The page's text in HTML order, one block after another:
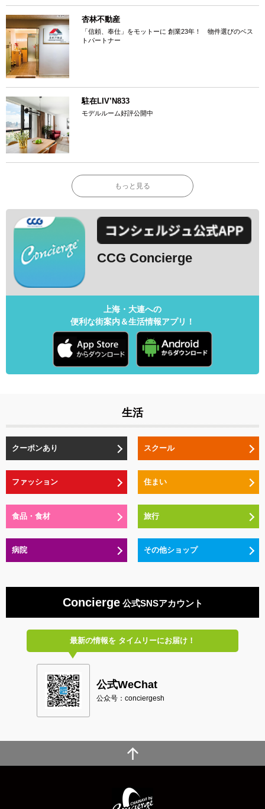
杏林不動産
「信頼、奉仕」をモットーに 創業23年！ 物件選びのベス
トパートナー
駐在LIV’N833
モデルルーム好評公開中
もっと見る
CCG Concierge
上海・大連への
便利な街案内＆生活情報アプリ！
生活
クーポンあり スクール
ファッション 住まい
食品・食材 旅行
病院 その他ショップ
Concierge公式SNSアカウント
最新の情報をタイムリーにお届け！
公式WeChat
公众号：conciergesh